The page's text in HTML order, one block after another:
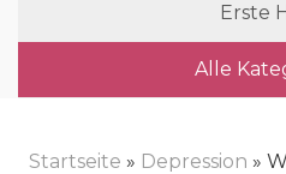
Erste
Alle
Startseite » Depression »